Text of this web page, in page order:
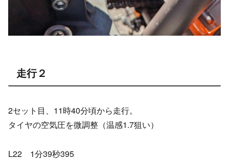
走行２
2セット目、11時40分頃から走行。
タイヤの空気圧を微調整（温感1.7狙い）
L22 1分39秒395